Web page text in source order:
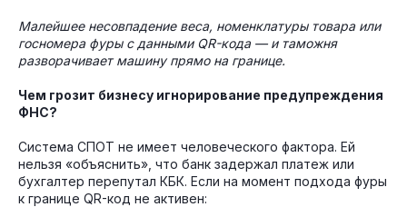
Малейшее несовпадение веса, номенклатуры товара или
госномера фуры с данными QR-кода — и таможня
разворачивает машину прямо на границе.
Чем грозит бизнесу игнорирование предупреждения
ФНС?
Система СПОТ не имеет человеческого фактора. Ей
нельзя «объяснить», что банк задержал платеж или
бухгалтер перепутал КБК. Если на момент подхода фуры
к границе QR-код не активен: